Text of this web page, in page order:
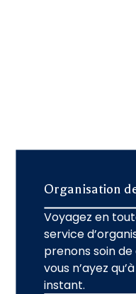
Organisation
Voyagez en
service
prenons soin
vous n’ayez
instant.